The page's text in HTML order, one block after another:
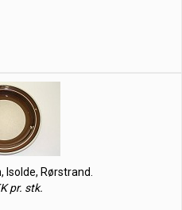
Isolde, Rørstrand.
pr. stk.